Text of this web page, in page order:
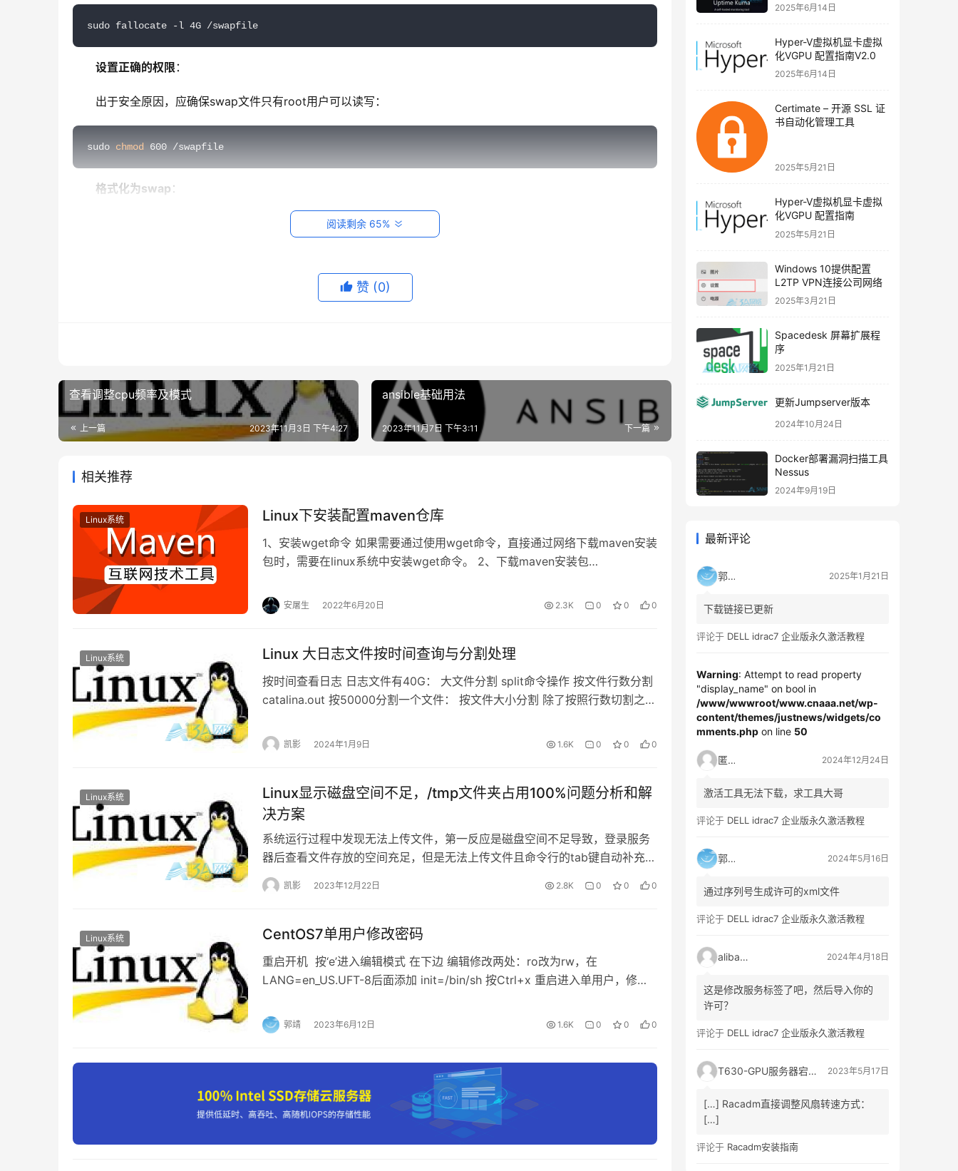
sudo fallocate -l 4G /swapfile
设置正确的权限 ：
出于安全原因，应确保swap文件只有root用户可以读写：
sudo chmod 600 /swapfile
格式化为swap ：
要在重启后保持swap设置，需要在 /etc/fstab 文件中添加条目。首先使用文本编辑器打开fstab文件：
sudo nano /etc/fstab
然后，在文件的末尾添加以下行：
/swapfile none swap defaults 0 0
保存并关闭文件。
调整Swappiness
swap。
查看当前swappiness值：
/proc/sys/vm/swappiness
sudo sysctl vm.swappiness=10
要使其持久化，添加或修改 /etc/sysctl.conf 文件中的 vm.swappiness 值。
调整Swap空间大小
NAME      TYPE SIZE   USED PRIO
/swapfile file 512M 397.9M   -2
作为swap文件，并且它已经使用了397.9M。如果您
想调大这个swap文件的大小，可以按照以下步骤操作：
阅读剩余 65%
赞 (0)
查看调整cpu频率及模式
上一篇 2023年11月3日 下午4:27
ansible基础用法
下一篇
2023年11月7日 下午3:11
相关推荐
Linux系统 Linux下安装配置maven仓库
1、安装wget命令 如果需要通过使用wget命令，直接通过网络下载maven安装
包时，需要在linux系统中安装wget命令。 2、下载maven安装包
录,即新建的文件中： 下载安装： 3、解压缩maven 4、配置maven环境变量
添加环境变…
安屠生 2022年6月20日 2.3K 0 0 0
Linux系统 Linux 大日志文件按时间查询与分割处理
按时间查看日志 日志文件有40G： 大文件分割 split命令操作 按文件行数分割
catalina.out 按50000分割一个文件： 按文件大小分割 除了按照行数切割之
割，文件大小单位支持K, M, G, T, P, E, Z，如下以切割为500M演示文件切割
凯影 2024年1月9日 1.6K 0 0 0
Linux系统
Linux显示磁盘空间不足，/tmp文件夹占用100%问题分析和解
决方案
系统运行过程中发现无法上传文件，第一反应是磁盘空间不足导致，登录服务
器后查看文件存放的空间充足，但是无法上传文件且命令行的tab键自动补充也
提示空间不足。最后经过搜索和分析发现是/tmp 文件夹占用100%导致。以下
记录分析和解决流程。 问题分析 服务器环境 …
凯影 2023年12月22日 2.8K 0 0 0
Linux系统 CentOS7单用户修改密码
重启开机 按‘e’进入编辑模式 在下边 编辑修改两处：ro改为rw，在
LANG=en_US.UFT-8后面添加 init=/bin/sh 按Ctrl+x 重启进入单用户，修改
未生效 重启系统
郭靖 2023年6月12日 1.6K 0 0 0
2025年6月14日
Hyper-V虚拟机显卡虚拟
化VGPU 配置指南V2.0
2025年6月14日
Certimate – 开源 SSL 证
书自动化管理工具
2025年5月21日
Hyper-V虚拟机显卡虚拟
化VGPU 配置指南
2025年5月21日
Windows 10提供配置
L2TP VPN连接公司网络
2025年3月21日
Spacedesk 屏幕扩展程
序
2025年1月21日
更新Jumpserver版本
2024年10月24日
Docker部署漏洞扫描工具
Nessus
2024年9月19日
最新评论
郭靖 2025年1月21日
下载链接已更新
评论于 DELL idrac7 企业版永久激活教程
Warning: Attempt to read property
"display_name" on bool in
/www/wwwroot/www.cnaaa.net/wp-
content/themes/justnews/widgets/co
mments.php on line 50
匿名 2024年12月24日
激活工具无法下载，求工具大哥
评论于 DELL idrac7 企业版永久激活教程
郭靖 2024年5月16日
通过序列号生成许可的xml文件
评论于 DELL idrac7 企业版永久激活教程
alibaba 2024年4月18日
这是修改服务标签了吧，然后导入你的
许可？
评论于 DELL idrac7 企业版永久激活教程
T630-GPU服务器宕机、自动重启日志记录_3A网络资讯门户 2023年5月17日
[…] Racadm直接调整风扇转速方式：
[…]
评论于 Racadm安装指南